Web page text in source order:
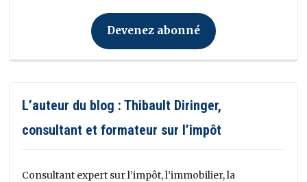
Devenez abonné
L’auteur du blog : Thibault Diringer,
consultant et formateur sur l’impôt
Consultant expert sur l’impôt, l’immobilier, la